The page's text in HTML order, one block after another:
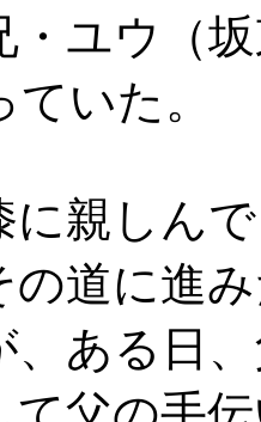
・ユウ（
いた。
に親しん
の道に進
、ある日